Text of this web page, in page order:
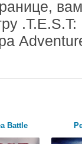
Battle